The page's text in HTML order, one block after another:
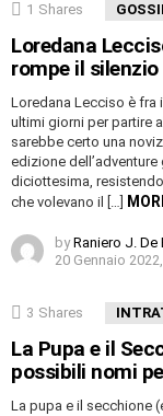
1 Shares
Loredana
rompe il silenzio
Loredana Lecciso è
ultimi giorni per partire
sarebbe certo una
edizione
diciottesima,
che volevano il […]
by Raniero J. De
20 Gennaio
3 Shares
La Pupa e il
possibili nomi
La pupa e il secchione